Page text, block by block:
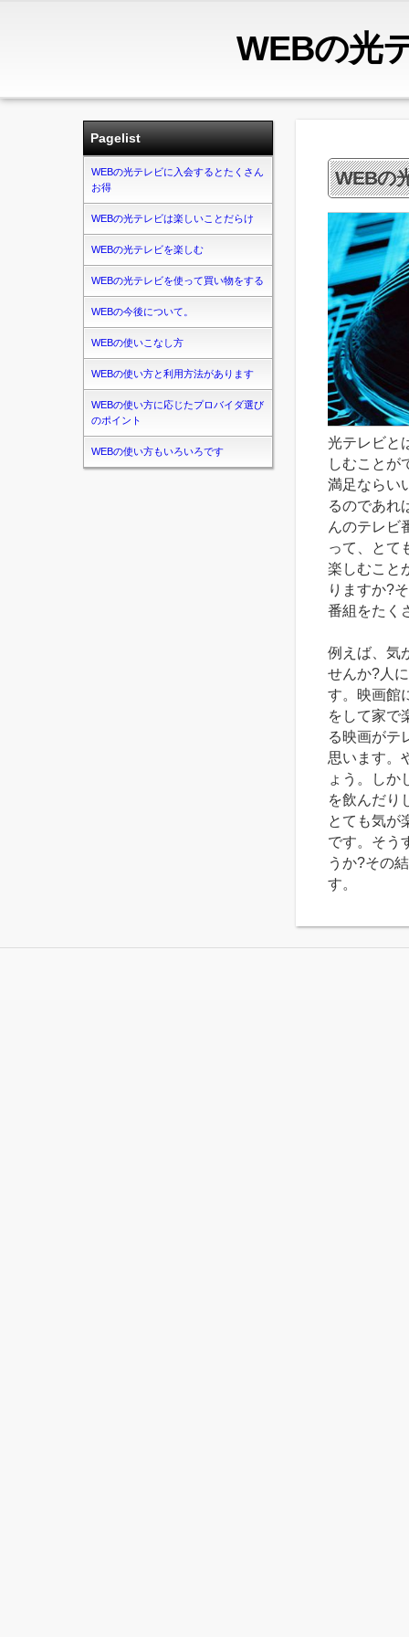
WEBの光
Pagelist
WEBの光テレビに入会するとたくさん
お得
WEBの光テレビは楽しいことだらけ
WEBの光テレビを楽しむ
WEBの光テレビを使って買い物をする
WEBの今後について。
WEBの使いこなし方
WEBの使い方と利用方法があります
WEBの使い方に応じたプロバイダ選び
のポイント
WEBの使い方もいろいろです
WEBの
光テレビと
しむことが
満足ならい
るのであれ
んのテレビ
って、とて
楽しむこと
りますか?
番組をたく
例えば、気
せんか?人
す。映画館
をして家で
る映画がテ
思います。
ょう。し
を飲んだり
とても気が
です。そう
うか?その
す。